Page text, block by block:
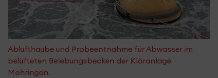
Ablufthaube und Probeentnahme für Abwasser im
belüfteten Belebungsbecken der Kläranlage
Möhringen.